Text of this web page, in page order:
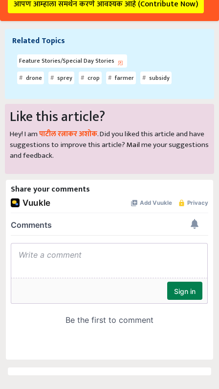
आपण आम्हाला समर्थन करणे आवश्यक आहे (Contribute Now)
Related Topics
Feature Stories/Special Day Stories
drone
sprey crop farmer subsidy
Like this article?
Hey! I amपाटील रत्नाकर अशोक. Did you liked this article and have
suggestions to improve this article?Mailme your suggestions
and feedback.
Share your comments